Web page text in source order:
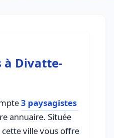
à Divatte-
3 paysagistes
annuaire. Située
cette ville vous offre